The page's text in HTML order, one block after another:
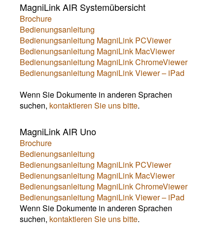
MagniLink AIR Systemübersicht
Brochure
Bedienungsanleitung
Bedienungsanleitung MagniLink PCViewer
Bedienungsanleitung MagniLink MacViewer
Bedienungsanleitung MagniLink ChromeViewer
Bedienungsanleitung MagniLink Viewer – iPad
Wenn Sie Dokumente in anderen Sprachen
suchen, kontaktieren Sie uns bitte.
MagniLink AIR Uno
Brochure
Bedienungsanleitung
Bedienungsanleitung MagniLink PCViewer
Bedienungsanleitung MagniLink MacViewer
Bedienungsanleitung MagniLink ChromeViewer
Bedienungsanleitung MagniLink Viewer – iPad
Wenn Sie Dokumente in anderen Sprachen
suchen, kontaktieren Sie uns bitte.